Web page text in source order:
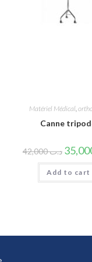
Matériel Médical,
Canne
د.ت42,000
Add to cart